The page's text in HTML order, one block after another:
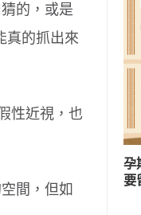
的，或是
真的抓出來
性近視，也
間，但如
孕
要